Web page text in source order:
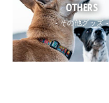
OTHERS
- その他グッズ -